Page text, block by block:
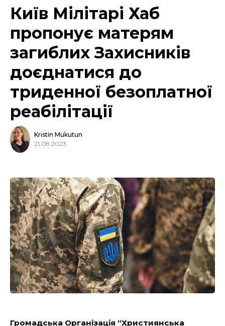
Київ Мілітарі Хаб
пропонує матерям
загиблих Захисників
доєднатися до
триденної безоплатної
реабілітації
Kristin Mukutun
21.08.2023
Громадська Організація “Християнська